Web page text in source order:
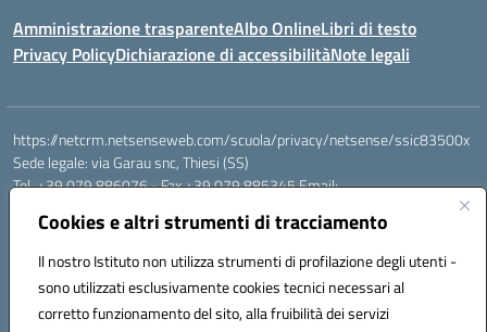
Cookies e altri strumenti di tracciamento
Il nostro Istituto non utilizza strumenti di profilazione degli utenti -
sono utilizzati esclusivamente cookies tecnici necessari al
corretto funzionamento del sito, alla fruibilità dei servizi
Amministrazione trasparenteAlbo OnlineLibri di testo
Privacy PolicyDichiarazione di accessibilitàNote legali
https://netcrm.netsenseweb.com/scuola/privacy/netsense/ssic83500x
Sede legale: via Garau snc, Thiesi (SS)
Tel. +39 079 886076 - Fax +39 079 885345 Email:
Cod.Mecc. SSIC83500X - Cod.Fisc. 92112710907
IBAN Banco di Sardegna: IT79 V010 1585 0900 0007 0215 378
Codice IBAN IT17B0100004306TU0000032417 Numero conto
TU0000032417